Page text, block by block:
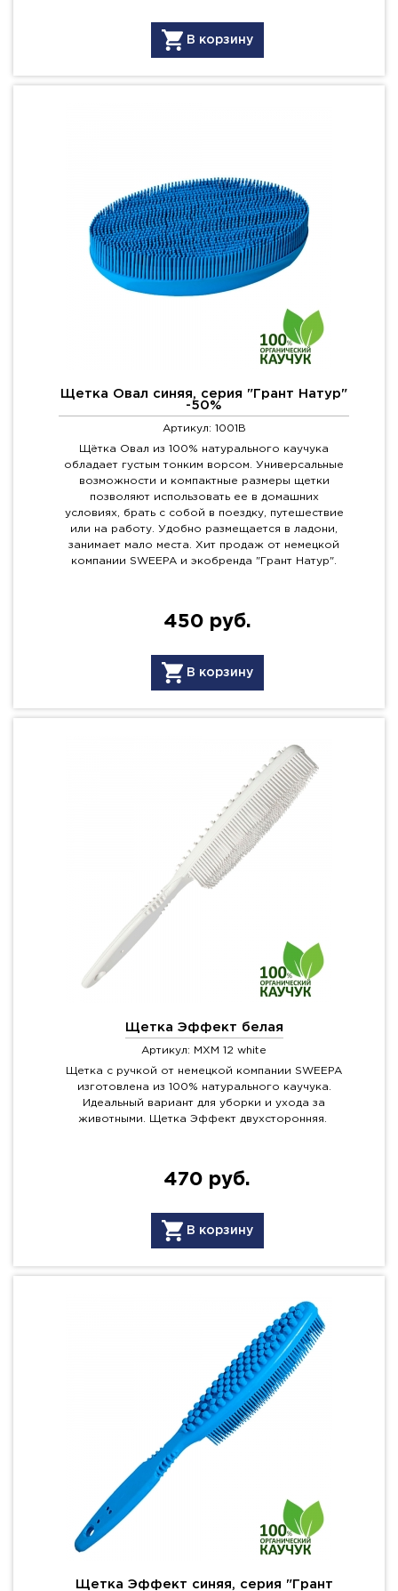
В корзину
Щетка Овал синяя, серия "Грант Натур"
-50%
Артикул: 1001B
Щётка Овал из 100% натурального каучука
обладает густым тонким ворсом. Универсальные
возможности и компактные размеры щетки
позволяют использовать ее в домашних
условиях, брать с собой в поездку, путешествие
или на работу. Удобно размещается в ладони,
занимает мало места. Хит продаж от немецкой
компании SWEEPA и экобренда "Грант Натур".
450 руб.
В корзину
Щетка Эффект белая
Артикул: MXM 12 white
Щетка с ручкой от немецкой компании SWEEPA
изготовлена из 100% натурального каучука.
Идеальный вариант для уборки и ухода за
животными. Щетка Эффект двухсторонняя.
470 руб.
В корзину
Щетка Эффект синяя, серия "Грант